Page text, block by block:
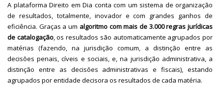
A plataforma Direito em Dia conta com um sistema de organização
de resultados, totalmente, inovador e com grandes ganhos de
eficiência. Graças a um algoritmo com mais de 3.000 regras jurídicas
de catalogação, os resultados são automaticamente agrupados por
matérias (fazendo, na jurisdição comum, a distinção entre as
decisões penais, cíveis e sociais, e, na jurisdição administrativa, a
distinção entre as decisões administrativas e fiscais), estando
agrupados por entidade decisora os resultados de cada matéria.